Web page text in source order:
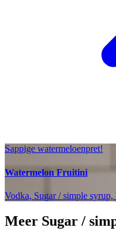
Sappige watermeloenpret!
Watermelon Fruitini
Vodka, Sugar / simple syrup,
Meer Sugar /